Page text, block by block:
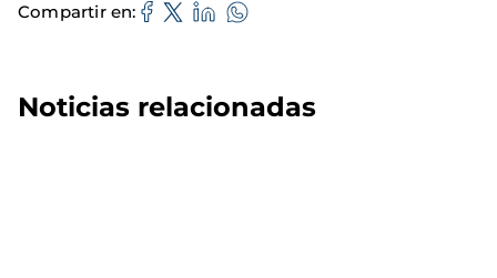
Compartir en
Noticias relacionadas